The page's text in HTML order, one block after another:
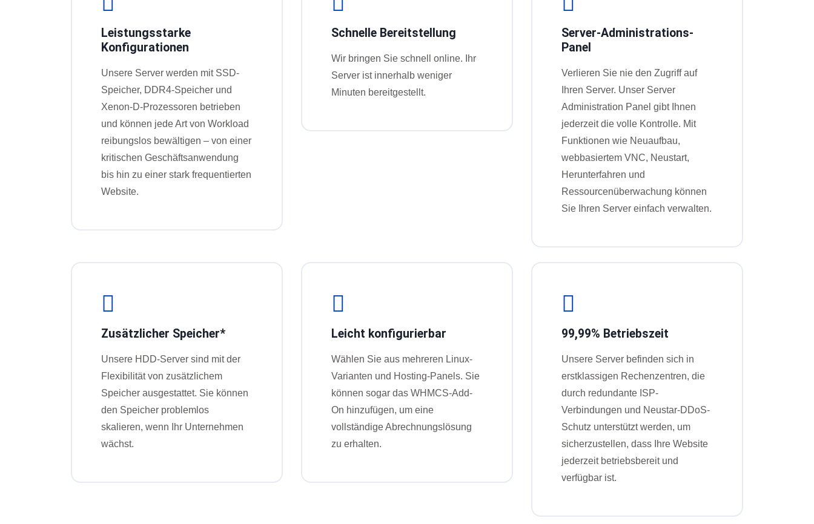
Leistungsstarke
Konfigurationen
Unsere Server werden mit SSD-
Speicher, DDR4-Speicher und
Xenon-D-Prozessoren betrieben
und können jede Art von Workload
reibungslos bewältigen – von einer
kritischen Geschäftsanwendung
bis hin zu einer stark frequentierten
Website.
Schnelle Bereitstellung
Wir bringen Sie schnell online. Ihr
Server ist innerhalb weniger
Minuten bereitgestellt.
Server-Administrations-
Panel
Verlieren Sie nie den Zugriff auf
Ihren Server. Unser Server
Administration Panel gibt Ihnen
jederzeit die volle Kontrolle. Mit
Funktionen wie Neuaufbau,
webbasiertem VNC, Neustart,
Herunterfahren und
Ressourcenüberwachung können
Sie Ihren Server einfach verwalten.
Zusätzlicher Speicher*
Unsere HDD-Server sind mit der
Flexibilität von zusätzlichem
Speicher ausgestattet. Sie können
den Speicher problemlos
skalieren, wenn Ihr Unternehmen
wächst.
Leicht konfigurierbar
Wählen Sie aus mehreren Linux-
Varianten und Hosting-Panels. Sie
können sogar das WHMCS-Add-
On hinzufügen, um eine
vollständige Abrechnungslösung
zu erhalten.
99,99% Betriebszeit
Unsere Server befinden sich in
erstklassigen Rechenzentren, die
durch redundante ISP-
Verbindungen und Neustar-DDoS-
Schutz unterstützt werden, um
sicherzustellen, dass Ihre Website
jederzeit betriebsbereit und
verfügbar ist.